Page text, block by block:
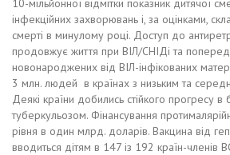
10-мільйонної відмітки показник дитячої
інфекційних захворювань і, за оцінками,
смерті в минулому році. Доступ до
продовжує життя при ВІЛ/СНІДі та
новонароджених від ВІЛ-інфікованих
3 млн. людей в країнах з низьким та
Деякі країни добились стійкого прогресу в
туберкульозом. Фінансування
рівня в один млрд. доларів. Вакцина від
вводиться дітям в 147 із 192 країн-членів